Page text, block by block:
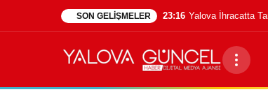
SON GELIŞMELER 23:16 Yalova İhracatta